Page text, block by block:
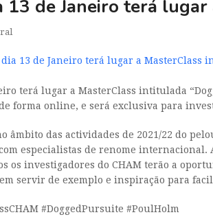
13 de Janeiro terá
13 de Janeiro terá lugar a MasterClass
terá lugar a MasterClass intitulada
forma online, e será exclusiva para
âmbito das actividades de 2021/22 do
especialistas de renome internacional.
os investigadores do CHAM terão a
servir de exemplo e inspiração para
#DoggedPursuite #PoulHolm